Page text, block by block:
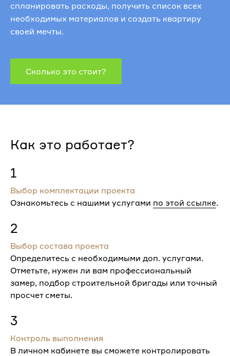
спланировать расходы, получить список всех
необходимых материалов и создать квартиру
своей мечты.
Сколько это стоит?
Как это работает?
1
Выбор комплектации проекта
Ознакомьтесь с нашими услугами по этой ссылке.
2
Выбор состава проекта
Определитесь с необходимыми доп. услугами.
Отметьте, нужен ли вам профессиональный
замер, подбор строительной бригады или точный
просчет сметы.
3
Контроль выполнения
В личном кабинете вы сможете контролировать